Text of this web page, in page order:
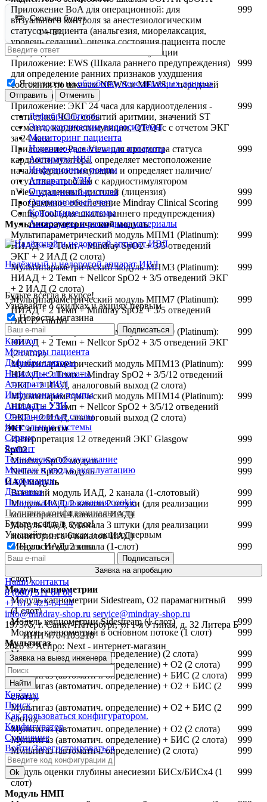
Приложение BoA для операционной: для
визуального контроля за анестезиологическим
статусом пациента (анальгезия, миорелаксация,
уровень седации), оценка состояния пациента после
пробуждения и готовности к экстубации
999
Приложение: EWS (Шкала раннего предупреждения)
для определение ранних признаков ухудшения
состояния по шкалам NEWS и MEWS, с передачей
данных на ЦМС
999
Приложение: ЭКГ 24 часа для кардиоотделения -
статистика ЧСС, событий аритмии, значений ST
сегмента, кардиостимуляции, QT/QTc с отчетом ЭКГ
за 24 часа
999
Приложение: Pace View для просмотра статуса
кардиостимулятора, определяет местоположение
начала кардиостимуляции и определяет наличие/
отсутствие проблем с кардиостимулятором
999
nView удаленный дисплей (лицензия)
999
Программное обеспечение Mindray Clinical Scoring
Config Tool (для шкалы раннего предупреждения)
999
Мультипараметрический модуль
Мультипараметрический модуль МПМ1 (Platinum):
НИАД + 2 Темп + Mindray SpO2 + 3/5 отведений
ЭКГ + 2 ИАД (2 слота)
999
Мультипараметрический модуль МПМ3 (Platinum):
НИАД + 2 Темп + Nellcor SpO2 + 3/5 отведений ЭКГ
+ 2 ИАД (2 слота)
999
Мультипараметрический модуль МПМ7 (Platinum):
НИАД + 2 Темп + Mindray SpO2 + 3/5 отведений
ЭКГ (2 слота)
999
Мультипараметрический модуль МПМ9 (Platinum):
НИАД + 2 Темп + Nellcor SpO2 + 3/5 отведений ЭКГ
(2 слота)
999
Мультипараметрический модуль МПМ13 (Platinum):
НИАД + 2 Темп + Mindray SpO2 + 3/5/12 отведений
ЭКГ + 2 ИАД, аналоговый выход (2 слота)
999
Мультипараметрический модуль МПМ14 (Platinum):
НИАД + 2 Темп + Nellcor SpO2 + 3/5/12 отведений
ЭКГ + 2 ИАД, аналоговый выход (2 слота)
999
ЭКГ алгоритм
Интерпретация 12 отведений ЭКГ Glasgow
999
SpO2
Mindray SpO2 модуль
999
Nellcor SpO2 модуль
999
ИАД модуль
Внешний модуль ИАД, 2 канала (1-слотовый)
999
Модуль ИАД, 2 канала 2 штуки (для реализации
мониторинга 4 каналов ИАД)
999
Модуль ИАД, 2 канала 3 штуки (для реализации
мониторинга 6 каналов ИАД)
999
Модуль ИАД, 2 канала (1-слот)
999
СВ модуль
Модуль термодиллюционного сердечного выброса (1
слот)
999
Модуль капнометрии
Модуль капнометрии Sidestream, O2 парамагнитный
(1 слот)
999
Модуль капнометрии Sidestream (1 слот)
999
Модуль капнометрии в основном потоке (1 слот)
999
Мультигаз
Мультигаз (автоматич. определение) (2 слота)
999
Мультигаз (автоматич. определение) + O2 (2 слота)
999
Мультигаз (автоматич. определение) + БИС (2 слота)
999
Мультигаз (автоматич. определение) + O2 + БИС (2
слота),
999
Мультигаз (автоматич. определение) + O2 + БИС (2
слота),
999
Мультигаз (автоматич. определение) + O2 (2 слота)
999
Мультигаз (автоматич. определение) + БИС (2 слота)
999
Мультигаз (автоматич. определение) (2 слота)
999
БИС модуль
Модуль оценки глубины анесиезии БИСx/БИСx4 (1
слот)
999
Модуль НМП
Сколько будет
1 + 3?
Я согласен наобработку персональных данных
Отменить
Дефибрилляторы
Эндоскопические видеосистемы
Мониторинг пациента
Наркозно-дыхательные аппараты
Аппараты ИВЛ
Инфузионные помпы
Аппараты УЗИ
Операционные столы
Операционный свет
Консольные системы
Аксессуары и расходные материалы
Надёжный и недорогой аппарат ИВЛ
Будьте всегда в курсе!
Узнавайте о скидках и акциях первым
Новости магазина
Каталог
Мониторы пациента
Дефибрилляторы
Наркозные аппараты
Аппараты ИВЛ
Инфузионные помпы
Аппараты УЗИ
Операционные столы
Консольные системы
Сервис
Ремонт
Техническое обслуживание
Монтаж и ввод в эксплуатацию
О компании
Доставка
Политика использования cookie
Политика конфиденциальности
Будьте всегда в курсе!
Узнавайте о скидках и акциях первым
Новости магазина
Заявка на апробацию
Наши контакты
8 (800) 511 64 08
+7 812 425-64-44
info@mindray-shop.ru service@mindray-shop.ru
197375, г. Санкт-Петербург, ул 1-я Утиная, д. 32 Литера Б
ИНН 4704103218
2026 © Аспро: Next - интернет-магазин
Заявка на выезд инженера
Найти
Корзина
Поиск
Как пользоваться конфигуратором.
Конфигуратор
Сравнение
Войти/Зарегистрироваться
Ok